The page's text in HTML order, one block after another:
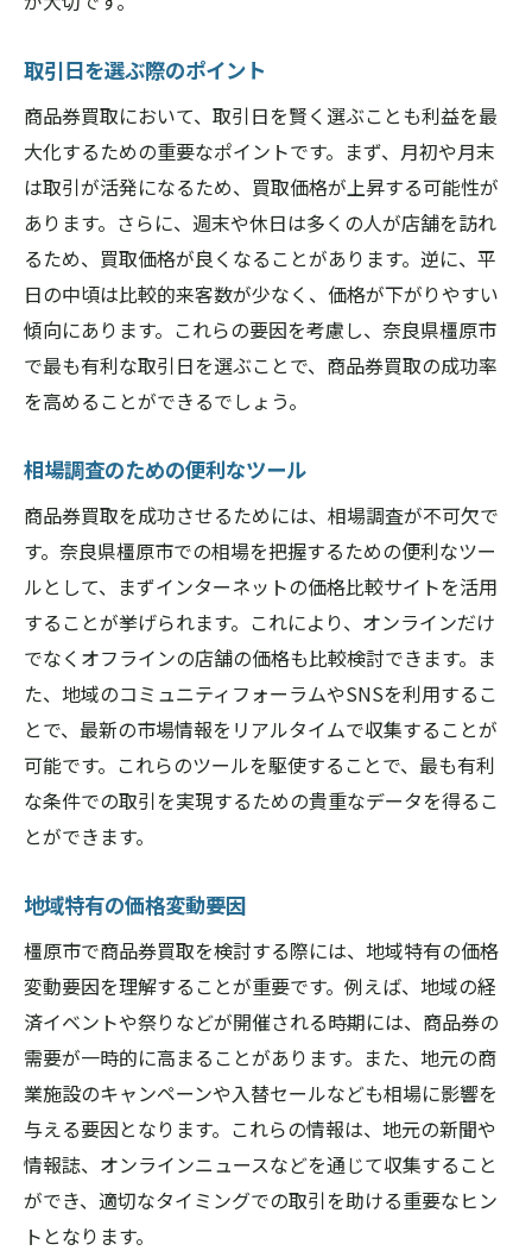
取引日を選ぶ際のポイント
商品券買取において、取引日を賢く選ぶことも利益を最
大化するための重要なポイントです。まず、月初や月末
は取引が活発になるため、買取価格が上昇する可能性が
あります。さらに、週末や休日は多くの人が店舗を訪れ
るため、買取価格が良くなることがあります。逆に、平
日の中頃は比較的来客数が少なく、価格が下がりやすい
傾向にあります。これらの要因を考慮し、奈良県橿原市
で最も有利な取引日を選ぶことで、商品券買取の成功率
を高めることができるでしょう。
相場調査のための便利なツール
商品券買取を成功させるためには、相場調査が不可欠で
す。奈良県橿原市での相場を把握するための便利なツー
ルとして、まずインターネットの価格比較サイトを活用
することが挙げられます。これにより、オンラインだけ
でなくオフラインの店舗の価格も比較検討できます。ま
た、地域のコミュニティフォーラムやSNSを利用するこ
とで、最新の市場情報をリアルタイムで収集することが
可能です。これらのツールを駆使することで、最も有利
な条件での取引を実現するための貴重なデータを得るこ
とができます。
地域特有の価格変動要因
橿原市で商品券買取を検討する際には、地域特有の価格
変動要因を理解することが重要です。例えば、地域の経
済イベントや祭りなどが開催される時期には、商品券の
需要が一時的に高まることがあります。また、地元の商
業施設のキャンペーンや入替セールなども相場に影響を
与える要因となります。これらの情報は、地元の新聞や
情報誌、オンラインニュースなどを通じて収集すること
ができ、適切なタイミングでの取引を助ける重要なヒン
トとなります。